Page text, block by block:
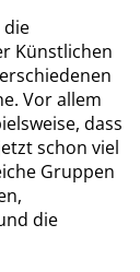
die
Künstlichen
Vor allem
dass
schon viel
Gruppen
die